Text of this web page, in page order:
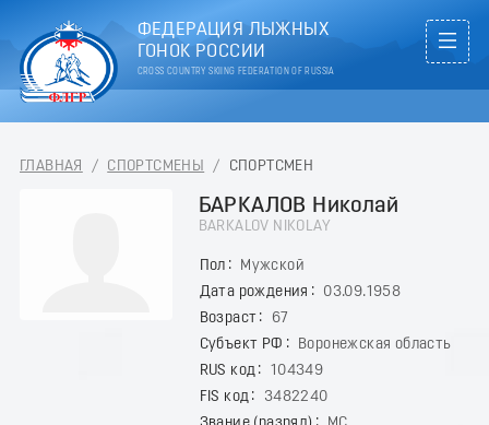
ФЕДЕРАЦИЯ ЛЫЖНЫХ
ГОНОК РОССИИ
CROSS COUNTRY SKIING FEDERATION OF RUSSIA
ГЛАВНАЯ / СПОРТСМЕНЫ / СПОРТСМЕН
БАРКАЛОВ Николай
BARKALOV NIKOLAY
Пол
Мужской
Дата рождения
03.09.1958
Возраст
67
Субъект РФ
Воронежская область
RUS код
104349
FIS код
3482240